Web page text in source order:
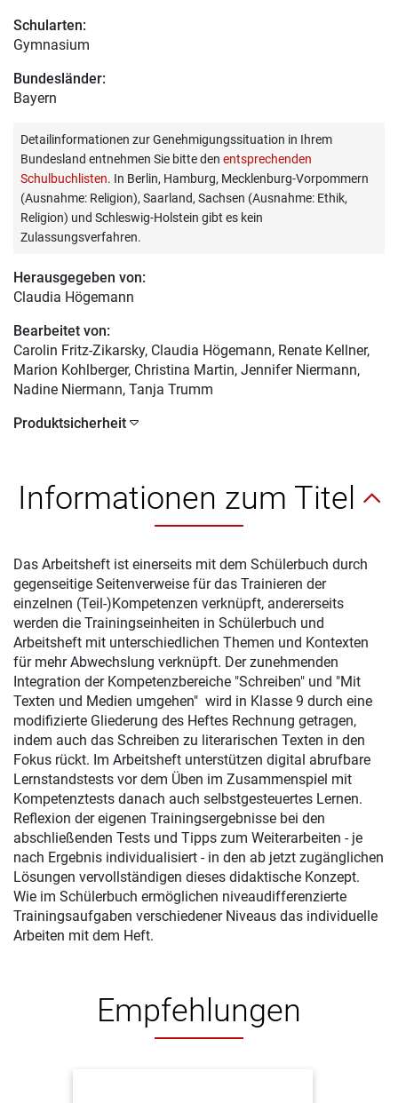
Schularten:
Gymnasium
Bundesländer:
Bayern
Detailinformationen zur Genehmigungssituation in Ihrem
Bundesland entnehmen Sie bitte den entsprechenden
Schulbuchlisten. In Berlin, Hamburg, Mecklenburg-Vorpommern
(Ausnahme: Religion), Saarland, Sachsen (Ausnahme: Ethik,
Religion) und Schleswig-Holstein gibt es kein
Zulassungsverfahren.
Herausgegeben von:
Claudia Högemann
Bearbeitet von:
Carolin Fritz-Zikarsky, Claudia Högemann, Renate Kellner,
Marion Kohlberger, Christina Martin, Jennifer Niermann,
Nadine Niermann, Tanja Trumm
Produktsicherheit
Informationen zum Titel
Das Arbeitsheft ist einerseits mit dem Schülerbuch durch
gegenseitige Seitenverweise für das Trainieren der
einzelnen (Teil-)Kompetenzen verknüpft, andererseits
werden die Trainingseinheiten in Schülerbuch und
Arbeitsheft mit unterschiedlichen Themen und Kontexten
für mehr Abwechslung verknüpft. Der zunehmenden
Integration der Kompetenzbereiche "Schreiben" und "Mit
Texten und Medien umgehen" wird in Klasse 9 durch eine
modifizierte Gliederung des Heftes Rechnung getragen,
indem auch das Schreiben zu literarischen Texten in den
Fokus rückt. Im Arbeitsheft unterstützen digital abrufbare
Lernstandstests vor dem Üben im Zusammenspiel mit
Kompetenztests danach auch selbstgesteuertes Lernen.
Reflexion der eigenen Trainingsergebnisse bei den
abschließenden Tests und Tipps zum Weiterarbeiten - je
nach Ergebnis individualisiert - in den ab jetzt zugänglichen
Lösungen vervollständigen dieses didaktische Konzept.
Wie im Schülerbuch ermöglichen niveaudifferenzierte
Trainingsaufgaben verschiedener Niveaus das individuelle
Arbeiten mit dem Heft.
Empfehlungen